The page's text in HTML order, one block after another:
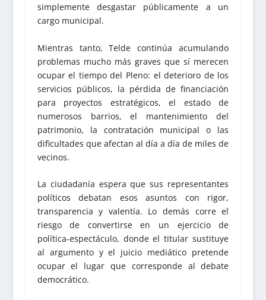
simplemente desgastar públicamente a un
cargo municipal.
Mientras tanto, Telde continúa acumulando
problemas mucho más graves que sí merecen
ocupar el tiempo del Pleno: el deterioro de los
servicios públicos, la pérdida de financiación
para proyectos estratégicos, el estado de
numerosos barrios, el mantenimiento del
patrimonio, la contratación municipal o las
dificultades que afectan al día a día de miles de
vecinos.
La ciudadanía espera que sus representantes
políticos debatan esos asuntos con rigor,
transparencia y valentía. Lo demás corre el
riesgo de convertirse en un ejercicio de
política-espectáculo, donde el titular sustituye
al argumento y el juicio mediático pretende
ocupar el lugar que corresponde al debate
democrático.